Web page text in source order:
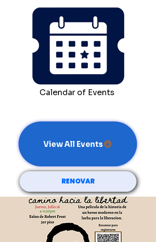
Calendar of Events
View All Events
RENOVAR